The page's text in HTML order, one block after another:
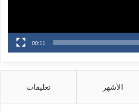
00:11
الأشهر تعليقات